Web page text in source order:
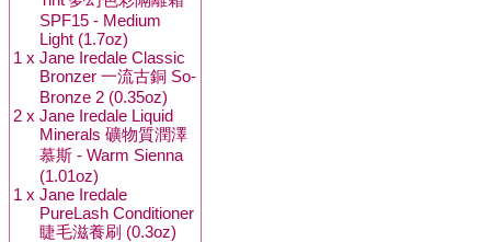
SPF15 - Medium
Light (1.7oz)
1 x Jane Iredale Classic
Bronzer 一流古銅 So-
Bronze 2 (0.35oz)
2 x Jane Iredale Liquid
Minerals 礦物質潤澤
慕斯 - Warm Sienna
(1.01oz)
1 x Jane Iredale
PureLash Conditioner
睫毛滋養刷 (0.3oz)